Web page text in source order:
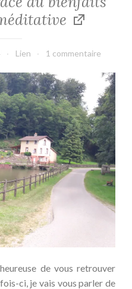
Lien 1 commentaire
de vous retrouver
ci, je vais vous parler de